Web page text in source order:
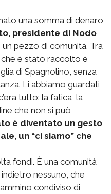
una somma di denaro
presidente di Nodo
pezzo di comunità. Tra
è stato raccolto è
di Spagnolino, senza
Li abbiamo guardati
tutto: la fatica, la
che non si può
è diventato un gesto
un “ci siamo” che
fondi. È una comunità
nessuno, che
condiviso di